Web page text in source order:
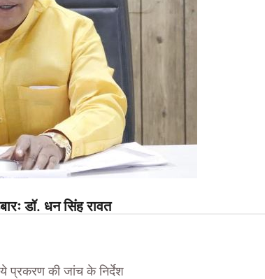
डॉ. धन सिंह रावत
प्रकरण की जांच के निर्देश